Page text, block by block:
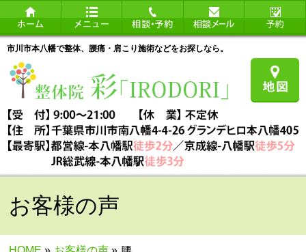
市川市本八幡で整体、腰痛・肩こり施術などをお探しなら。
お客様の声